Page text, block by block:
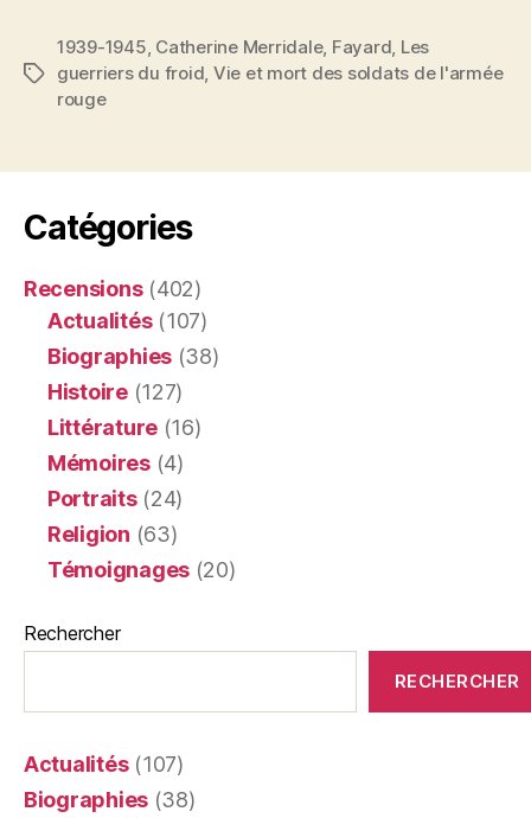
Étiquettes
1939-1945, Catherine Merridale, Fayard, Les
guerriers du froid, Vie et mort des soldats de l'armée
rouge
Catégories
Recensions(402)
Actualités(107)
Biographies (38)
Histoire(127)
Littérature (16)
Mémoires(4)
Portraits(24)
Religion (63)
Témoignages (20)
Rechercher
RECHERCHER
Actualités(107)
Biographies (38)